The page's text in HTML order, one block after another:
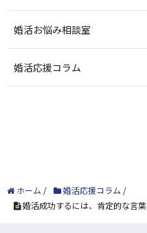
婚活お悩み相談室
婚活応援コラム
ホーム / 婚活応援コラム /
婚活成功するには、肯定的な言